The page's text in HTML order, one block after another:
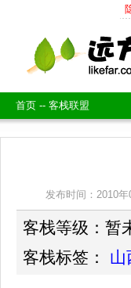
首页 -- 客栈联盟
发布时间：2010年
客栈等级：暂
客栈标签： 山